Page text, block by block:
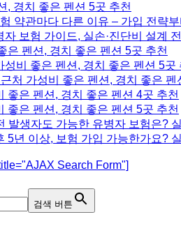
, 경치 좋은 펜션 5곳 추천
험 약관마다 다른 이유 – 가입 전략
보험 가이드, 실손·진단비 설계
은 펜션, 경치 좋은 펜션 5곳 추천
비 좋은 펜션, 경치 좋은 펜션 5곳
처 가성비 좋은 펜션, 경치 좋은 펜
좋은 펜션, 경치 좋은 펜션 4곳 추천
좋은 펜션, 경치 좋은 펜션 5곳 추천
발생자도 가능한 유병자 보험은?
5년 이상, 보험 가입 가능한가요?
Search Form"]
검색 버튼